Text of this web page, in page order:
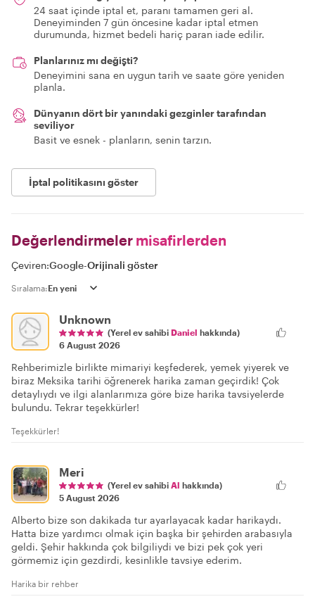
24 saat içinde iptal et, paranı tamamen geri al.
Deneyiminden 7 gün öncesine kadar iptal etmen
durumunda, hizmet bedeli hariç paran iade edilir.
Planlarınız mı değişti?
Deneyimini sana en uygun tarih ve saate göre yeniden
planla.
Dünyanın dört bir yanındaki gezginler tarafından
seviliyor
Basit ve esnek - planların, senin tarzın.
İptal politikasını göster
Değerlendirmeler misafirlerden
Çeviren:Google-Orijinali göster
Sıralama:
Unknown
(Yerel ev sahibi Daniel hakkında)
6 August 2026
Rehberimizle birlikte mimariyi keşfederek, yemek yiyerek ve
biraz Meksika tarihi öğrenerek harika zaman geçirdik! Çok
detaylıydı ve ilgi alanlarımıza göre bize harika tavsiyelerde
bulundu. Tekrar teşekkürler!
Teşekkürler!
Meri
(Yerel ev sahibi Al hakkında)
5 August 2026
Alberto bize son dakikada tur ayarlayacak kadar harikaydı.
Hatta bize yardımcı olmak için başka bir şehirden arabasıyla
geldi. Şehir hakkında çok bilgiliydi ve bizi pek çok yeri
görmemiz için gezdirdi, kesinlikle tavsiye ederim.
Harika bir rehber